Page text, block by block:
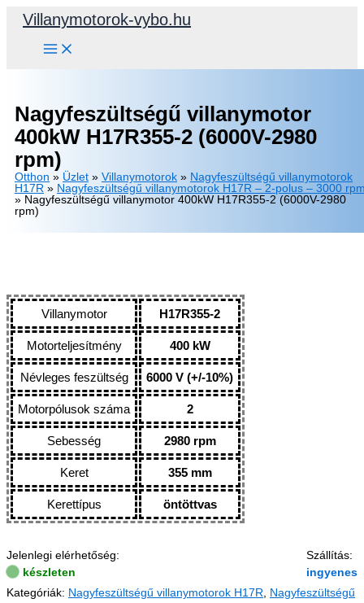
SkipVillanymotorok-vybo.hu
Nagyfeszültségű villanymotor
400kW H17R355-2 (6000V-2980
rpm)
Otthon » Üzlet » Villanymotorok » Nagyfeszültségű villanymotorok
H17R » Nagyfeszültségű villanymotorok H17R – 2-polus – 3000
» Nagyfeszültségű villanymotor 400kW H17R355-2 (6000V-2980
rpm)
Villanymotor H17R355-2
Motorteljesítmény 400 kW
Névleges feszültség 6000 V (+/-10%)
Motorpólusok száma 2
Sebesség 2980 rpm
Keret 355 mm
Kerettípus öntöttvas
Jelenlegi elérhetőség:
készleten
Szállítás:
ingyenes
Kategóriák: Nagyfeszültségű villanymotorok H17R
Nagyfeszültségű